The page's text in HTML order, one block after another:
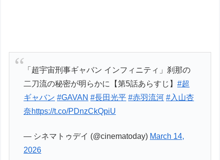
「超宇宙刑事ギャバン インフィニティ」刹那の
二刀流の秘密が明らかに【第5話あらすじ】#超
ギャバン #GAVAN #長田光平 #赤羽流河 #入山杏
奈https://t.co/PDnzCkQpiU
— シネマトゥデイ (@cinematoday) March 14,
2026